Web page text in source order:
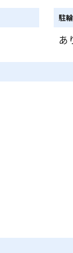
駐
あ